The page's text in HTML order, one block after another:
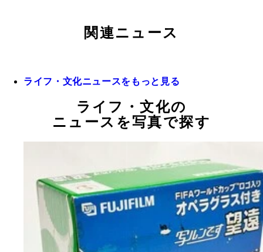
関連ニュース
ライフ・文化ニュースをもっと見る
ライフ・文化の
ニュースを写真で探す